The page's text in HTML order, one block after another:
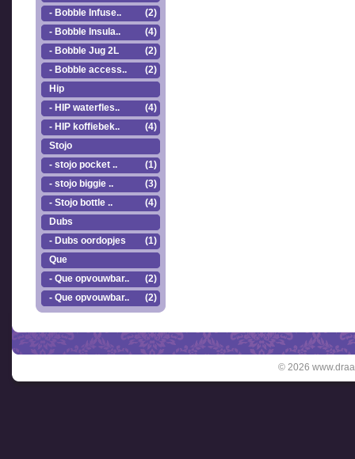
- Bobble Infuse..
(2)
- Bobble Insula..
(4)
- Bobble Jug 2L
(2)
- Bobble access..
(2)
Hip
- HIP waterfles..
(4)
- HIP koffiebek..
(4)
Stojo
- stojo pocket ..
(1)
- stojo biggie ..
(3)
- Stojo bottle ..
(4)
Dubs
- Dubs oordopjes
(1)
Que
- Que opvouwbar..
(2)
- Que opvouwbar..
(2)
© 2026